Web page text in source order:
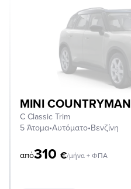
MINI COUNTRYMAN
C Classic Trim
5 Άτομα•Αυτόματο•Βενζίνη
από310 €/μήνα + ΦΠΑ